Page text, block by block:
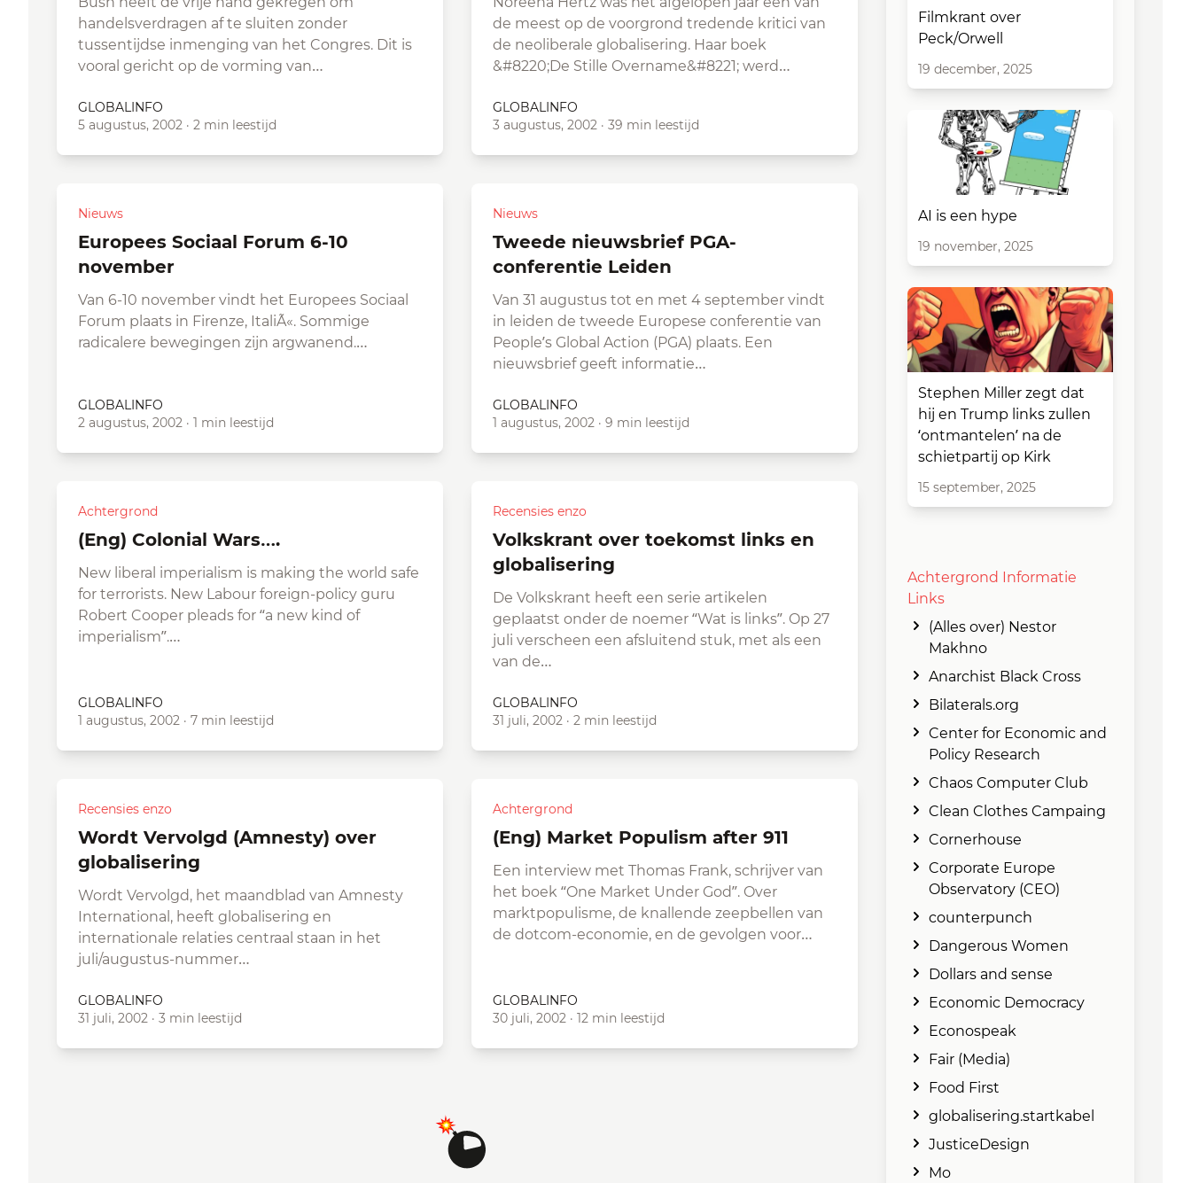
handelsverdragen af te sluiten zonder
tussentijdse inmenging van het Congres. Dit is
vooral gericht op de vorming van…
GLOBALINFO
5 augustus, 2002 · 2 min leestijd
de meest op de voorgrond tredende kritici van
de neoliberale globalisering. Haar boek
&#8220;De Stille Overname&#8221; werd…
GLOBALINFO
3 augustus, 2002 · 39 min leestijd
Nieuws
Europees Sociaal Forum 6-10
november
Van 6-10 november vindt het Europees Sociaal
Forum plaats in Firenze, ItaliÃ«. Sommige
radicalere bewegingen zijn argwanend.…
GLOBALINFO
2 augustus, 2002 · 1 min leestijd
Nieuws
tweede nieuwsbrief PGA-
conferentie Leiden
Van 31 augustus tot en met 4 september vindt
in leiden de tweede Europese conferentie van
People’s Global Action (PGA) plaats. Een
nieuwsbrief geeft informatie…
GLOBALINFO
1 augustus, 2002 · 9 min leestijd
Achtergrond
(Eng) Colonial Wars….
New liberal imperialism is making the world safe
for terrorists. New Labour foreign-policy guru
Robert Cooper pleads for “a new kind of
imperialism”.…
GLOBALINFO
1 augustus, 2002 · 7 min leestijd
Recensies enzo
Volkskrant over toekomst links en
globalisering
De Volkskrant heeft een serie artikelen
geplaatst onder de noemer “Wat is links”. Op 27
juli verscheen een afsluitend stuk, met als een
van de…
GLOBALINFO
31 juli, 2002 · 2 min leestijd
Recensies enzo
Wordt Vervolgd (Amnesty) over
globalisering
Wordt Vervolgd, het maandblad van Amnesty
International, heeft globalisering en
internationale relaties centraal staan in het
juli/augustus-nummer…
GLOBALINFO
31 juli, 2002 · 3 min leestijd
Achtergrond
(Eng) Market Populism after 911
Een interview met Thomas Frank, schrijver van
het boek “One Market Under God”. Over
marktpopulisme, de knallende zeepbellen van
de dotcom-economie, en de gevolgen voor…
GLOBALINFO
30 juli, 2002 · 12 min leestijd
Filmkrant over
Peck/Orwell
19 december, 2025
AI is een hype
19 november, 2025
Stephen Miller zegt dat
hij en Trump links zullen
‘ontmantelen’ na de
schietpartij op Kirk
15 september, 2025
Achtergrond Informatie
Links
(Alles over) Nestor
Makhno
Anarchist Black Cross
Bilaterals.org
Center for Economic and
Policy Research
Chaos Computer Club
Clean Clothes Campaing
Cornerhouse
Corporate Europe
Observatory (CEO)
counterpunch
Dangerous Women
Dollars and sense
Economic Democracy
Econospeak
Fair (Media)
Food First
globalisering.startkabel
JusticeDesign
Mo